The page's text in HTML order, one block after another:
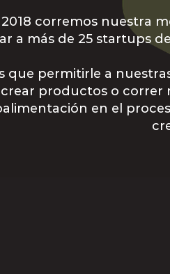
2018 corremos nuestra
a más de 25 startups
que permitirle a
crear productos o correr
en el